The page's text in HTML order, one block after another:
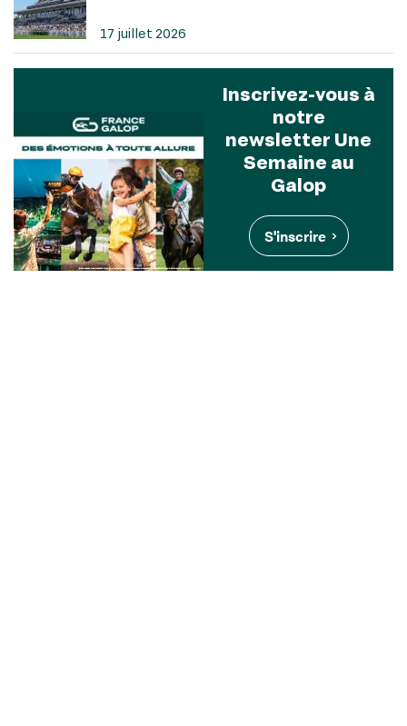
17 juillet 2026
Inscrivez-vous à
notre
newsletter Une
Semaine au
Galop
S'inscrire